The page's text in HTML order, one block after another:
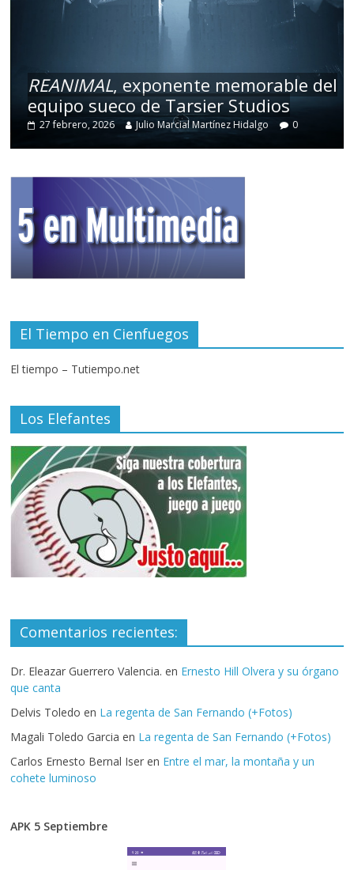
REANIMAL, exponente memorable del
equipo sueco de Tarsier Studios
27 febrero, 2026 Julio Marcial Martínez Hidalgo 0
El Tiempo en Cienfuegos
El tiempo – Tutiempo.net
Los Elefantes
Comentarios recientes:
Dr. Eleazar Guerrero Valencia. en Ernesto Hill Olvera y su órgano
que canta
Delvis Toledo en La regenta de San Fernando (+Fotos)
Magali Toledo Garcia en La regenta de San Fernando (+Fotos)
Carlos Ernesto Bernal Iser en Entre el mar, la montaña y un
cohete luminoso
APK 5 Septiembre